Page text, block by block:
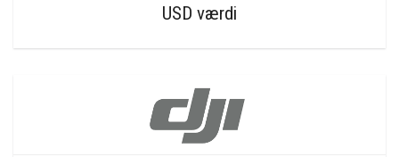
USD værdi